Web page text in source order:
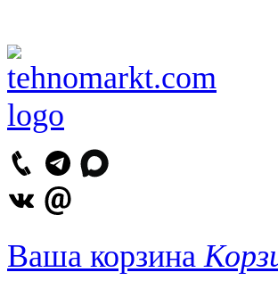
Ваша корзина